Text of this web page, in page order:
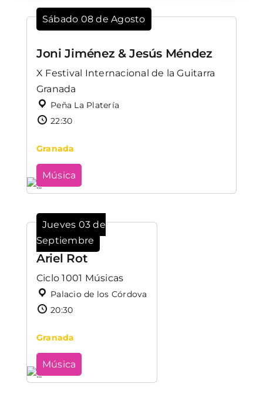
Sábado 08 de Agosto
Joni Jiménez & Jesús Méndez
X Festival Internacional de la Guitarra
Granada
Peña La Platería
22:30
Granada
Música
Jueves 03 de
Septiembre
Ariel Rot
Ciclo 1001 Músicas
Palacio de los Córdova
20:30
Granada
Música